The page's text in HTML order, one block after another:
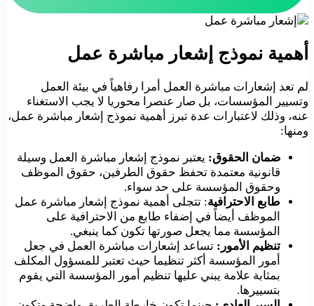
أهمية نموذج إشعار مباشرة عمل
لم تعد إشعارات مباشرة العمل أمرا رفاهياً في بيئة العمل
وتسيير المؤسسات، بل صار عنصرا محوريا لا يجب الاستغناء
عنه، وذلك لاعتبارات عدة تبرز أهمية نموذج إشعار مباشرة عمل،
ومنها:
ضمان الحقوق: يعتبر نموذج إشعار مباشرة العمل وسيلة
قانونية معتمدة تحفظ حقوق الطرفين، حقوق الموظف
وحقوق المؤسسة على حد سواء.
طابع الاحترافية: تتجلى أهمية نموذج إشعار مباشرة عمل
الموظف أيضاً في إضفاء طابع من الاحترافية على
المؤسسة مما يجعل صورتها تكون كما ينبغي.
تنظيم الأمور: تساعد إشعارات مباشرة العمل في جعل
أمور المؤسسة أكثر تنظيما حيث تعتبر للمسؤول المكلف
بمثابة علامة يبني عليها تنظيم أمور المؤسسة التي يقوم
بتسييرها.